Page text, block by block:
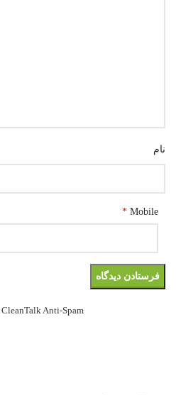
نام
Mobile
*
CleanTalk Anti-Spam